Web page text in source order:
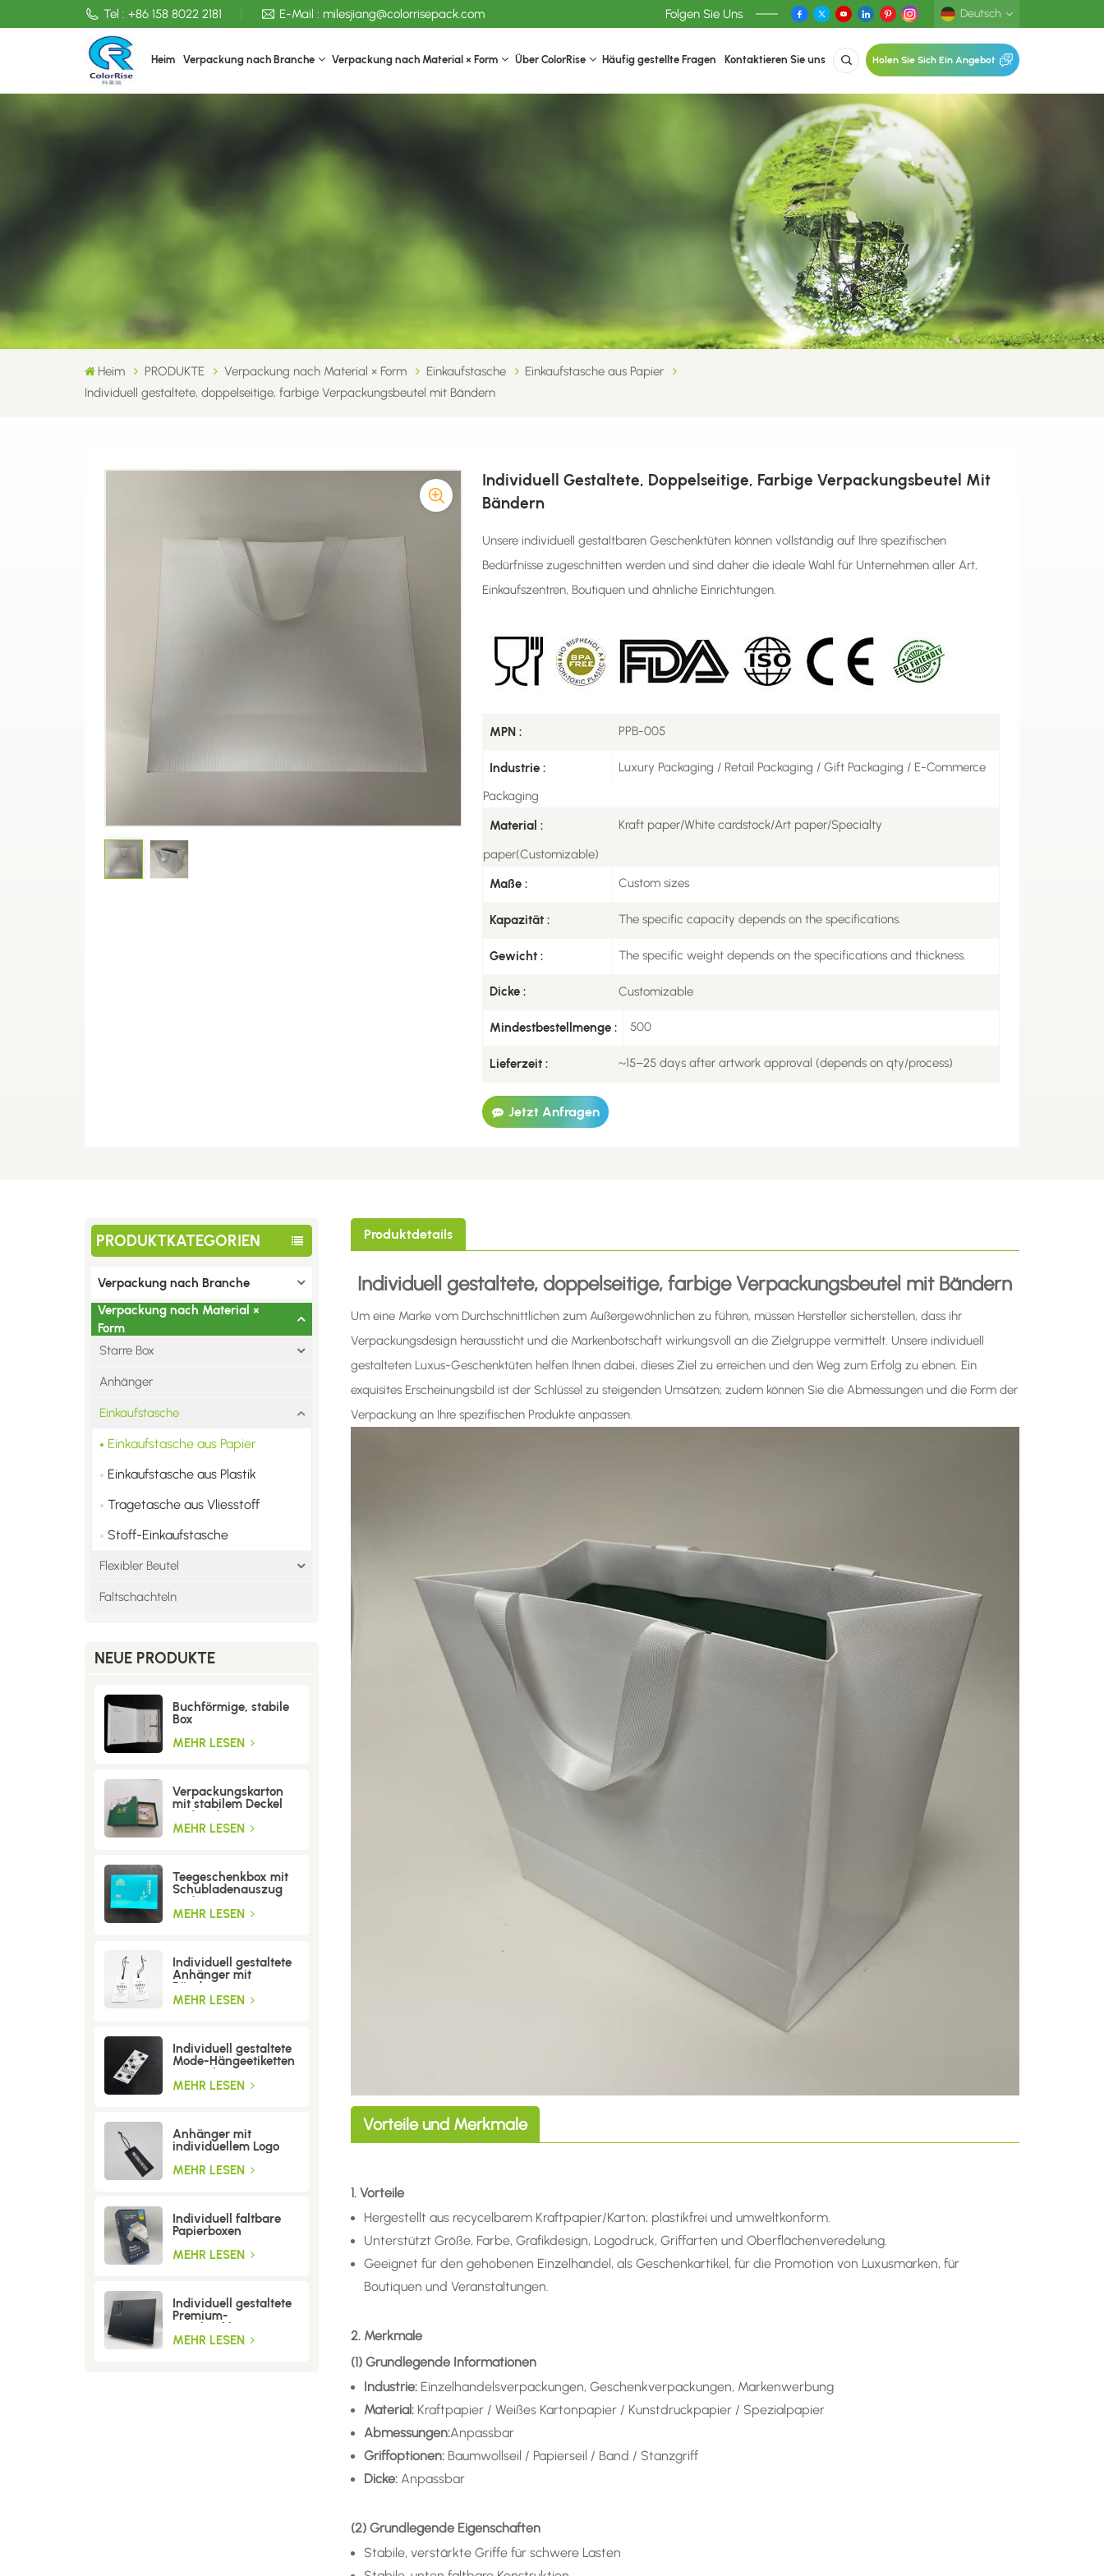
Tel : +86 158 8022 2181 E-Mail : milesjiang@colorrisepack.com Folgen Sie Uns Deutsch
Deutsch
Heim Verpackung nach Branche Verpackung nach Material × Form Über ColorRise Häufig gestellte Fragen Kontaktieren Sie uns Holen Sie Sich Ein Angebot
Heim PRODUKTE Verpackung nach Material × Form Einkaufstasche
Einkaufstasche aus Papier
Individuell gestaltete, doppelseitige, farbige Verpackungsbeutel mit Bändern
Individuell Gestaltete, Doppelseitige, Farbige Verpackungsbeutel Mit
Bändern
Unsere individuell gestaltbaren Geschenktüten können vollständig auf Ihre spezifischen
Bedürfnisse zugeschnitten werden und sind daher die ideale Wahl für Unternehmen aller Art,
Einkaufszentren, Boutiquen und ähnliche Einrichtungen.
MPN : PPB-005
Industrie :
Luxury Packaging / Retail Packaging / Gift Packaging / E-Commerce
Packaging
Material :
Kraft paper/White cardstock/Art paper/Specialty
paper(Customizable)
Maße :
Custom sizes
Kapazität : The specific capacity depends on the specifications.
Gewicht : The specific weight depends on the specifications and thickness.
Dicke : Customizable
Mindestbestellmenge : 500
Lieferzeit : ~15–25 days after artwork approval (depends on qty/process)
Jetzt Anfragen
PRODUKTKATEGORIEN
Verpackung nach Branche
Verpackung nach Material ×
Form
Starre Box
Anhänger
Einkaufstasche
Einkaufstasche aus Papier
Einkaufstasche aus Plastik
Tragetasche aus Vliesstoff
Stoff-Einkaufstasche
Flexibler Beutel
Faltschachteln
NEUE PRODUKTE
Buchförmige, stabile
Box
MEHR LESEN
Verpackungskarton
mit stabilem Deckel
und Boden
MEHR LESEN
Teegeschenkbox mit
Schubladenauszug
und Trenneinsatz
MEHR LESEN
Individuell gestaltete
Anhänger mit
Bändern
MEHR LESEN
Individuell gestaltete
Mode-Hängeetiketten
mit Löchern
MEHR LESEN
Anhänger mit
individuellem Logo
MEHR LESEN
Individuell faltbare
Papierboxen
MEHR LESEN
Individuell gestaltete
Premium-
Geschenkboxen aus
Wellpappe
MEHR LESEN
Produktdetails
Individuell gestaltete, doppelseitige, farbige Verpackungsbeutel mit Bändern
Um eine Marke vom Durchschnittlichen zum Außergewöhnlichen zu führen, müssen Hersteller sicherstellen, dass ihr
Verpackungsdesign heraussticht und die Markenbotschaft wirkungsvoll an die Zielgruppe vermittelt. Unsere individuell
gestalteten Luxus-Geschenktüten helfen Ihnen dabei, dieses Ziel zu erreichen und den Weg zum Erfolg zu ebnen. Ein
exquisites Erscheinungsbild ist der Schlüssel zu steigenden Umsätzen; zudem können Sie die Abmessungen und die Form der
Verpackung an Ihre spezifischen Produkte anpassen.
Vorteile und Merkmale
1. Vorteile
Hergestellt aus recycelbarem Kraftpapier/Karton; plastikfrei und umweltkonform.
Unterstützt Größe, Farbe, Grafikdesign, Logodruck, Griffarten und Oberflächenveredelung.
Geeignet für den gehobenen Einzelhandel, als Geschenkartikel, für die Promotion von Luxusmarken, für
Boutiquen und Veranstaltungen.
2. Merkmale
(1) Grundlegende Informationen
Industrie: Einzelhandelsverpackungen, Geschenkverpackungen, Markenwerbung
Material: Kraftpapier / Weißes Kartonpapier / Kunstdruckpapier / Spezialpapier
Abmessungen:Anpassbar
Griffoptionen: Baumwollseil / Papierseil / Band / Stanzgriff
Dicke: Anpassbar
(2) Grundlegende Eigenschaften
Stabile, verstärkte Griffe für schwere Lasten